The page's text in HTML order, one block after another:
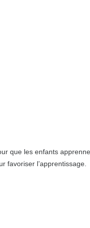
que les enfants
favoriser l’apprentissage.